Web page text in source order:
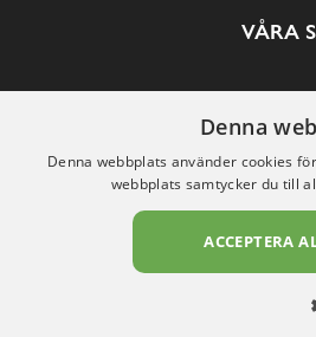
VÅRA
Denna
Denna webbplats använder cookies
webbplats samtycker du till
ACCEPTERA